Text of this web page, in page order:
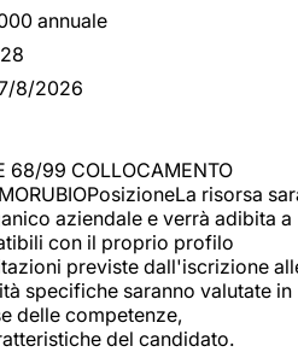
annuale
8/2026
68/99 COLLOCAMENTO
risorsa
aziendale e verrà adibita a
con il proprio profilo
previste dall'iscrizione
specifiche saranno valutate in
delle competenze,
del candidato.